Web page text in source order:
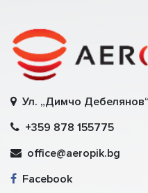
Ул. „Димчо
+359 878 155775
office@aeropik.bg
Facebook